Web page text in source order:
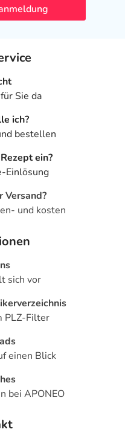
Sie da
ich?
bestellen
ein?
Einlösung
und kosten
sich vor
PLZ-Filter
einen Blick
bei APONEO